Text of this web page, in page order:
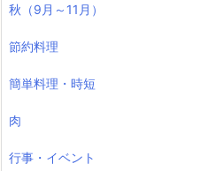
秋（9月～11月）
節約料理
簡単料理・時短
肉
行事・イベント